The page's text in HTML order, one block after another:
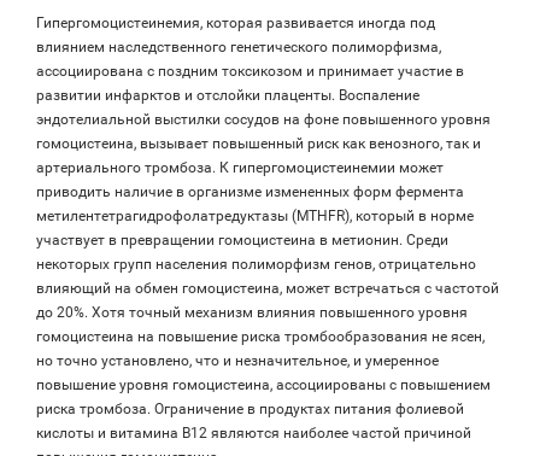
Гипергомоцистеинемия, которая развивается иногда под
влиянием наследственного генетического полиморфизма,
ассоциирована с поздним токсикозом и принимает участие в
развитии инфарктов и отслойки плаценты. Воспаление
эндотелиальной выстилки сосудов на фоне повышенного уровня
гомоцистеина, вызывает повышенный риск как венозного, так и
артериального тромбоза. К гипергомоцистеинемии может
приводить наличие в организме измененных форм фермента
метилентетрагидрофолатредуктазы (MTHFR), который в норме
участвует в превращении гомоцистеина в метионин. Среди
некоторых групп населения полиморфизм генов, отрицательно
влияющий на обмен гомоцистеина, может встречаться с частотой
до 20%. Хотя точный механизм влияния повышенного уровня
гомоцистеина на повышение риска тромбообразования не ясен,
но точно установлено, что и незначительное, и умеренное
повышение уровня гомоцистеина, ассоциированы с повышением
риска тромбоза. Ограничение в продуктах питания фолиевой
кислоты и витамина В12 являются наиболее частой причиной